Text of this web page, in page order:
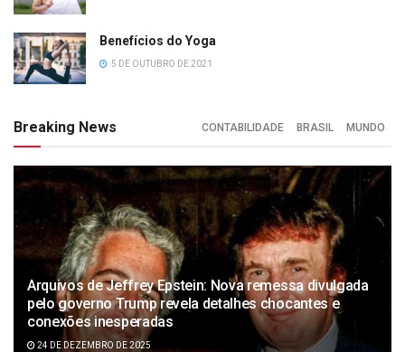
Benefícios do Yoga
5 DE OUTUBRO DE 2021
Breaking News CONTABILIDADE BRASIL MUNDO
Arquivos de Jeffrey Epstein: Nova remessa divulgada
pelo governo Trump revela detalhes chocantes e
conexões inesperadas
24 DE DEZEMBRO DE 2025